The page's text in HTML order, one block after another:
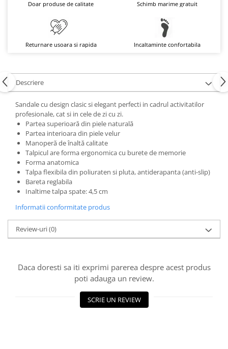
Doar produse de calitate Schimb marime gratuit
Returnare usoara si rapida Incaltaminte confortabila
Descriere
Sandale cu design clasic si elegant perfecti in cadrul activitatilor
profesionale, cat si in cele de zi cu zi.
Partea superioară din piele naturală
Partea interioara din piele velur
Manoperă de înaltă calitate
Talpicul are forma ergonomica cu burete de memorie
Forma anatomica
Talpa flexibila din poliuraten si pluta, antiderapanta (anti-slip)
Bareta reglabila
Inaltime talpa spate: 4,5 cm
Informatii conformitate produs
Review-uri(0)
Daca doresti sa iti exprimi parerea despre acest produs
poti adauga un review.
SCRIE UN REVIEW